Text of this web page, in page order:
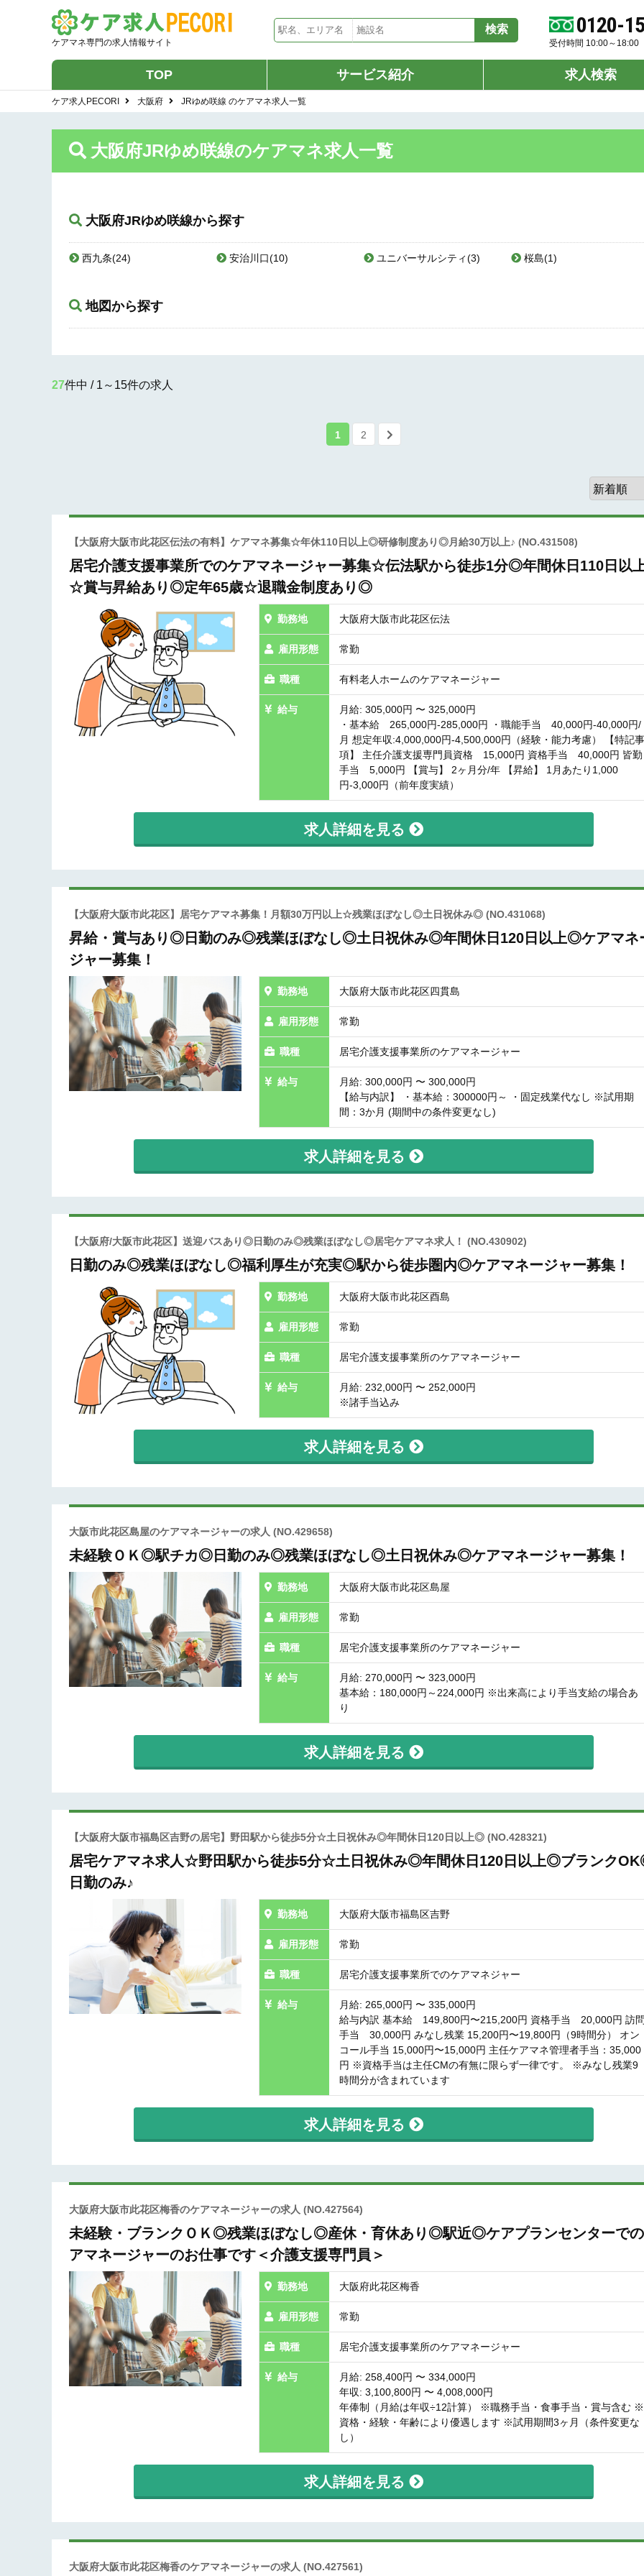
ケアマネ専門の求人情報サイト
0120-
受付時間 10:00～18:00
TOP サービス紹介 求人検索
ケア求人PECORI 大阪府 JRゆめ咲線 のケアマネ求人一覧
大阪府JRゆめ咲線のケアマネ求人一覧
大阪府JRゆめ咲線から探す
西九条(24) 安治川口(10) ユニバーサルシティ(3) 桜島(1)
地図から探す
27件中 / 1～15件の求人
1 2
【大阪府大阪市此花区伝法の有料】ケアマネ募集☆年休110日以上◎研修制度あり◎月給30万以上♪ (NO.431508)
居宅介護支援事業所でのケアマネージャー募集☆伝法駅から徒歩1分◎年間休日110日以
☆賞与昇給あり◎定年65歳☆退職金制度あり◎
勤務地 大阪府大阪市此花区伝法
雇用形態 常勤
職種 有料老人ホームのケアマネージャー
給与
月給: 305,000円 〜 325,000円
・基本給 265,000円-285,000円 ・職能手当 40,000円-40,000円/
月 想定年収:4,000,000円-4,500,000円（経験・能力考慮） 【特記事
項】 主任介護支援専門員資格 15,000円 資格手当 40,000円 皆勤
手当 5,000円 【賞与】 2ヶ月分/年 【昇給】 1月あたり1,000
円-3,000円（前年度実績）
求人詳細を見る
【大阪府大阪市此花区】居宅ケアマネ募集！月額30万円以上☆残業ほぼなし◎土日祝休み◎ (NO.431068)
昇給・賞与あり◎日勤のみ◎残業ほぼなし◎土日祝休み◎年間休日120日以上◎ケアマネ
ジャー募集！
勤務地 大阪府大阪市此花区四貫島
雇用形態 常勤
職種 居宅介護支援事業所のケアマネージャー
給与
月給: 300,000円 〜 300,000円
【給与内訳】 ・基本給：300000円～ ・固定残業代なし ※試用期
間：3か月 (期間中の条件変更なし)
求人詳細を見る
【大阪府/大阪市此花区】送迎バスあり◎日勤のみ◎残業ほぼなし◎居宅ケアマネ求人！ (NO.430902)
日勤のみ◎残業ほぼなし◎福利厚生が充実◎駅から徒歩圏内◎ケアマネージャー募集！
勤務地 大阪府大阪市此花区酉島
雇用形態 常勤
職種 居宅介護支援事業所のケアマネージャー
給与
月給: 232,000円 〜 252,000円
※諸手当込み
求人詳細を見る
大阪市此花区島屋のケアマネージャーの求人 (NO.429658)
未経験ＯＫ◎駅チカ◎日勤のみ◎残業ほぼなし◎土日祝休み◎ケアマネージャー募集！
勤務地 大阪府大阪市此花区島屋
雇用形態 常勤
職種 居宅介護支援事業所のケアマネージャー
給与
月給: 270,000円 〜 323,000円
基本給：180,000円～224,000円 ※出来高により手当支給の場合あ
り
求人詳細を見る
【大阪府大阪市福島区吉野の居宅】野田駅から徒歩5分☆土日祝休み◎年間休日120日以上◎ (NO.428321)
居宅ケアマネ求人☆野田駅から徒歩5分☆土日祝休み◎年間休日120日以上◎ブランク
日勤のみ♪
勤務地 大阪府大阪市福島区吉野
雇用形態 常勤
職種 居宅介護支援事業所でのケアマネジャー
給与
月給: 265,000円 〜 335,000円
給与内訳 基本給 149,800円〜215,200円 資格手当 20,000円 訪
手当 30,000円 みなし残業 15,200円〜19,800円（9時間分） オン
コール手当 15,000円〜15,000円 主任ケアマネ管理者手当：35,000
円 ※資格手当は主任CMの有無に限らず一律です。 ※みなし残業9
時間分が含まれています
求人詳細を見る
大阪府大阪市此花区梅香のケアマネージャーの求人 (NO.427564)
未経験・ブランクＯＫ◎残業ほぼなし◎産休・育休あり◎駅近◎ケアプランセンターで
アマネージャーのお仕事です＜介護支援専門員＞
勤務地 大阪府此花区梅香
雇用形態 常勤
職種 居宅介護支援事業所のケアマネージャー
給与
月給: 258,400円 〜 334,000円
年収: 3,100,800円 〜 4,008,000円
年俸制（月給は年収÷12計算） ※職務手当・食事手当・賞与含む ※
資格・経験・年齢により優遇します ※試用期間3ヶ月（条件変更な
し）
求人詳細を見る
大阪府大阪市此花区梅香のケアマネージャーの求人 (NO.427561)